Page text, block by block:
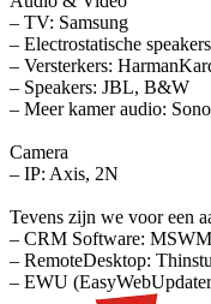
– TV: Samsung
– Electrostatische
– Versterkers:
– Speakers: JBL, B&W
– Meer kamer audio:
Camera
– IP: Axis, 2N
Tevens zijn we voor een
– CRM Software:
– RemoteDesktop:
– EWU